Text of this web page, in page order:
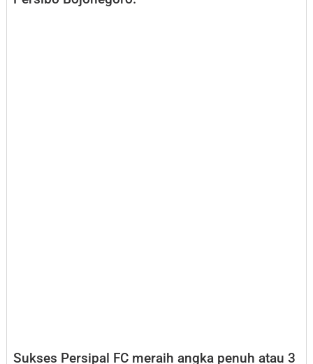
Sukses Persipal FC meraih angka penuh atau 3